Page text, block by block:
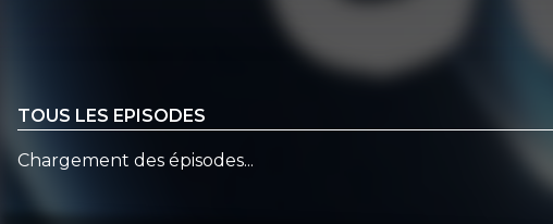
TOUS LES EPISODES
Chargement des épisodes...